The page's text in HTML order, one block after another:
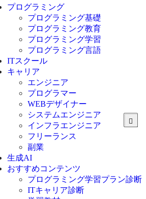
プログラミング
プログラミング基礎
プログラミング教育
プログラミング学習
プログラミング言語
C言語
C#
VBA
Go言語
Kotlin
Java
JavaScript
Swift
Ruby
その他言語
ITスクール
キャリア
エンジニア
プログラマー
WEBデザイナー
システムエンジニア
インフラエンジニア
フリーランス
副業
生成AI
おすすめコンテンツ
プログラミング学習プラン診断
ITキャリア診断